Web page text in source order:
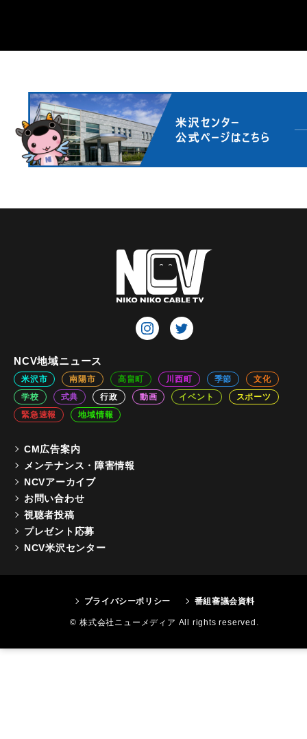
NCV地域ニュース
米沢市 南陽市 高畠町 川西町 季節
文化
学校
式典 行政 動画 イベント
スポーツ
緊急速報
地域情報
CM広告案内
メンテナンス・障害情報
NCVアーカイブ
お問い合わせ
視聴者投稿
プレゼント応募
NCV米沢センター
プライバシーポリシー 番組審議会資料
© 株式会社ニューメディア All rights reserved.